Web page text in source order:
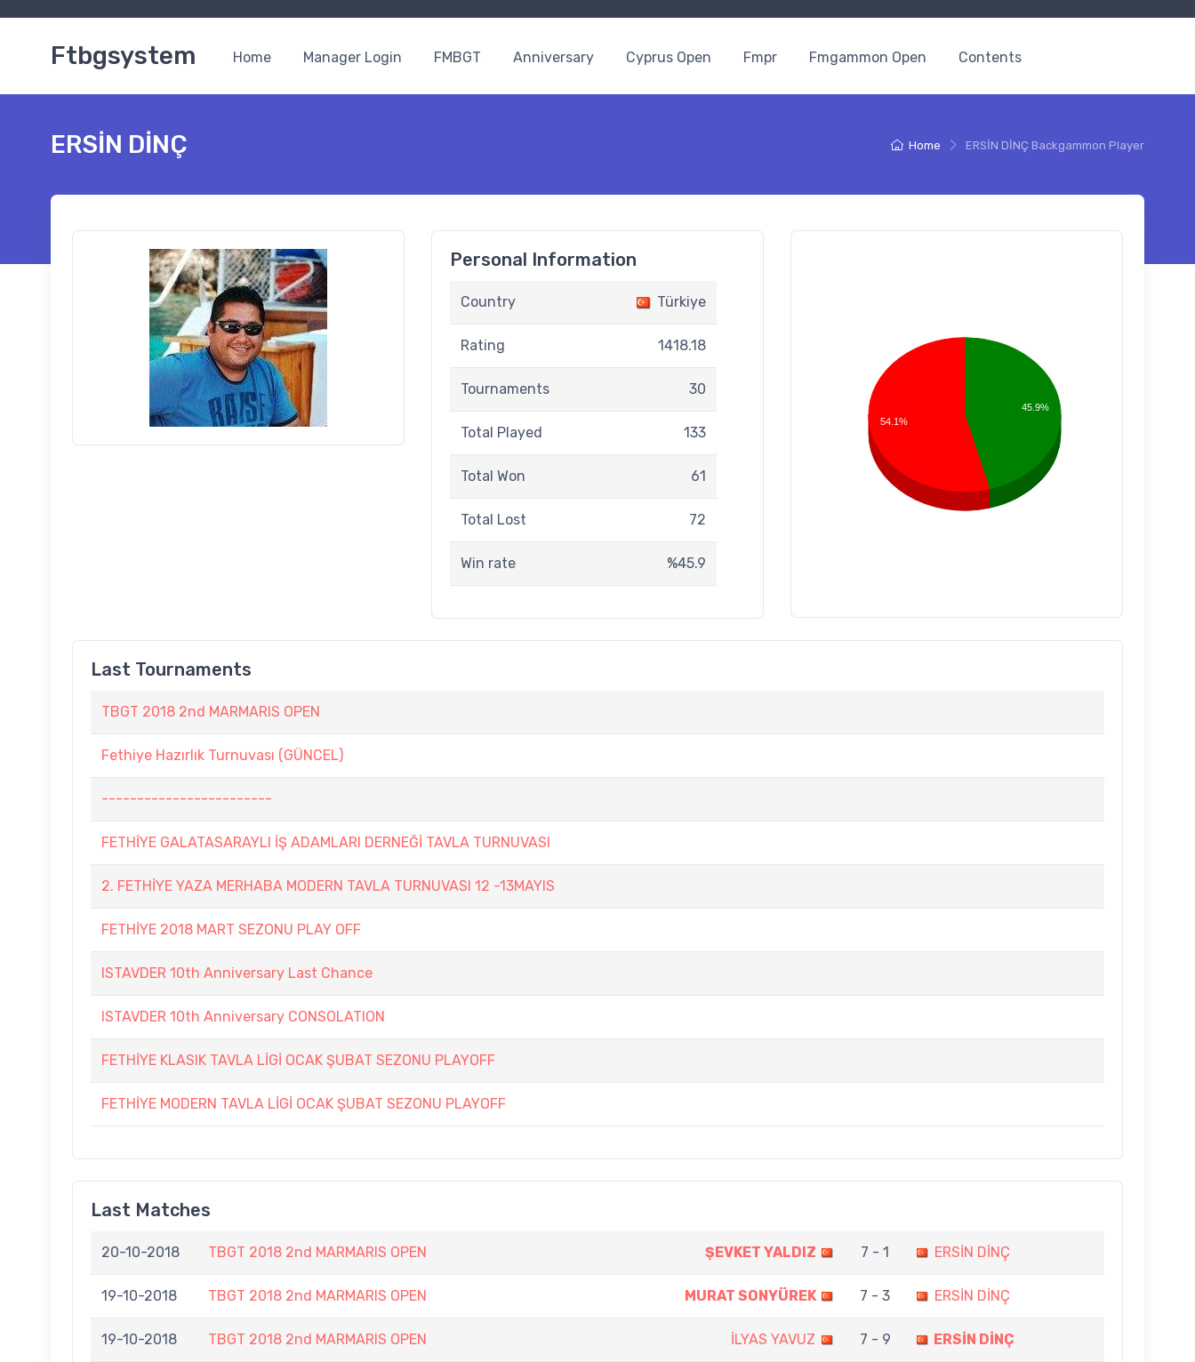
Ftbgsystem Home Manager Login FMBGT Anniversary Cyprus Open Fmpr Fmgammon Open Contents
Home ERSİN DİNÇ Backgammon Player
ERSİN DİNÇ
Personal Information
Country Türkiye
Rating 1418.18
Tournaments 30
Total Played 133
Total Won 61
Total Lost 72
Win rate %45.9
45.9%
54.1%
Last Tournaments
TBGT 2018 2nd MARMARIS OPEN
Fethiye Hazırlık Turnuvası (GÜNCEL)
------------------------
FETHİYE GALATASARAYLI İŞ ADAMLARI DERNEĞİ TAVLA TURNUVASI
2. FETHİYE YAZA MERHABA MODERN TAVLA TURNUVASI 12 -13MAYIS
FETHİYE 2018 MART SEZONU PLAY OFF
ISTAVDER 10th Anniversary Last Chance
ISTAVDER 10th Anniversary CONSOLATION
FETHİYE KLASIK TAVLA LİGİ OCAK ŞUBAT SEZONU PLAYOFF
FETHİYE MODERN TAVLA LİGİ OCAK ŞUBAT SEZONU PLAYOFF
Last Matches
20-10-2018 TBGT 2018 2nd MARMARIS OPEN ŞEVKET YALDIZ 7 - 1 ERSİN DİNÇ
19-10-2018 TBGT 2018 2nd MARMARIS OPEN MURAT SONYÜREK 7 - 3 ERSİN DİNÇ
19-10-2018 TBGT 2018 2nd MARMARIS OPEN İLYAS YAVUZ 7 - 9 ERSİN DİNÇ